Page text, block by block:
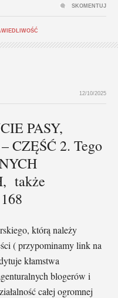
SKOMENTUJ
12/10/2025
PASY,
CZĘŚĆ 2. Tego
także
którą należy
( przypominamy link na
kłamstwa
blogerów i
całej ogromnej